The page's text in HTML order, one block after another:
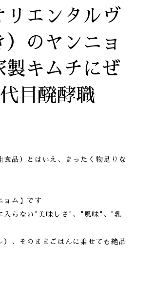
リエンタルヴ
のヤンニョ
製キムチにぜ
目醗酵職
品）とはいえ、まったく物足りな
ョム】です
入らない"美味しさ"、"風味"、"乳
、そのままごはんに乗せても絶品